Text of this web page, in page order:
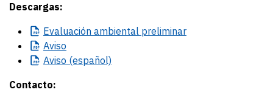
Descargas:
Evaluación ambiental preliminar
Aviso
Aviso (español)
Contacto: